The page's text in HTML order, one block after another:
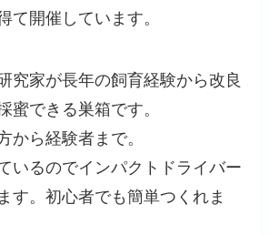
て開催しています。
究家が長年の飼育経験から改良
蜜できる巣箱です。
から経験者まで。
いるのでインパクトドライバー
す。初心者でも簡単つくれま